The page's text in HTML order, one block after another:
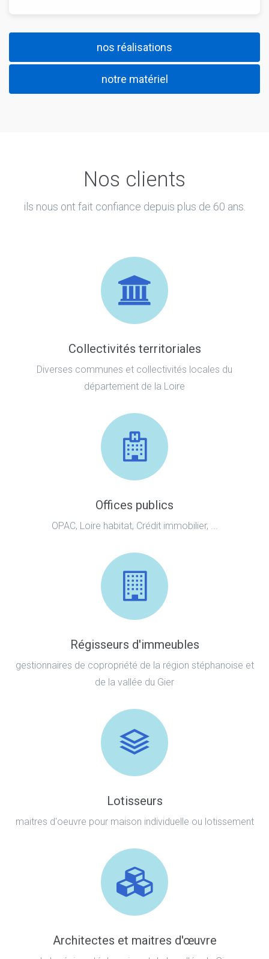
nos réalisations
notre matériel
Nos clients
ils nous ont fait confiance depuis plus de 60 ans.
Collectivités territoriales
Diverses communes et collectivités locales du
département de la Loire
Offices publics
OPAC, Loire habitat, Crédit immobilier, ...
Régisseurs d'immeubles
gestionnaires de copropriété de la région stéphanoise et
de la vallée du Gier
Lotisseurs
maitres d'oeuvre pour maison individuelle ou lotissement
Architectes et maitres d'œuvre